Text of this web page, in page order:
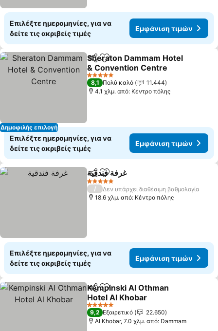
Επιλέξτε ημερομηνίες, για να
δείτε τις ακριβείς τιμές
Εμφάνιση τιμών
Δημοφιλής επιλογή
Κοινοποίηση
Προσθήκη στα αγαπημένα
Sheraton Dammam Hotel
& Convention Centre
5 Αστέρια
8,1 Πολύ καλό
11.444
4.1 χλμ. από: Κέντρο πόλης
Επιλέξτε ημερομηνίες, για να
δείτε τις ακριβείς τιμές
Εμφάνιση τιμών
Κοινοποίηση
Προσθήκη στα αγαπημένα
غرفة فندقية
5 Αστέρια
/
Δεν υπάρχει διαθέσιμη βαθμολογία
18.6 χλμ. από: Κέντρο πόλης
Επιλέξτε ημερομηνίες, για να
δείτε τις ακριβείς τιμές
Εμφάνιση τιμών
Κοινοποίηση
Προσθήκη στα αγαπημένα
Kempinski Al Othman
Hotel Al Khobar
5 Αστέρια
9,2 Εξαιρετικό
22.650
Al Khobar, 7.0 χλμ. από: Dammam